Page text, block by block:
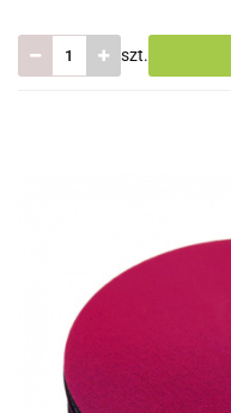
szt.